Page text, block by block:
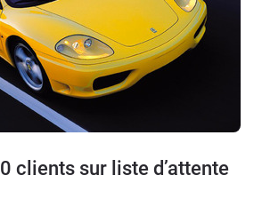
clients sur liste d’attente